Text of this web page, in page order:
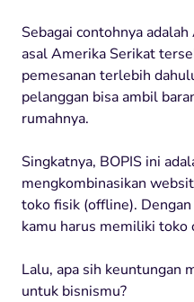
Sebagai contohnya
asal Amerika Serikat
pemesanan terlebih
pelanggan bisa ambil
rumahnya.
Singkatnya, BOPIS ini
mengkombinasikan
toko fisik (offline).
kamu harus memiliki toko
Lalu, apa sih keuntungan
untuk bisnismu?